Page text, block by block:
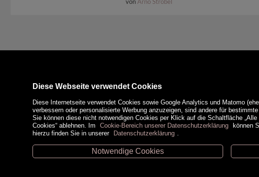
Unsere Öffnungszeiten Zahlungsmethoden
Diese Webseite verwendet Cookies
Diese Internetseite verwendet Cookies sowie Google Analytics und Matomo
verbessern oder personalisierte Werbung anzuzeigen, sind andere für
Sie können diese nicht notwendigen Cookies per Klick auf die Schaltfläche
Cookies“ ablehnen. Im
Cookie-Bereich unserer Datenschutzerklärung
können
hierzu finden Sie in unserer
Datenschutzerklärung
Notwendige Cookies